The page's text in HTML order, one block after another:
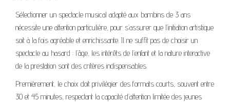
Sélectionner un spectacle musical adapté aux bambins de 3 ans
nécessite une attention particulière, pour s’assurer que l’initiation artistique
soit à la fois agréable et enrichissante. Il ne suffit pas de choisir un
spectacle au hasard : l’âge, les intérêts de l’enfant et la nature interactive
de la prestation sont des critères indispensables.
Premièrement, le choix doit privilégier des formats courts, souvent entre
30 et 45 minutes, respectant la capacité d’attention limitée des jeunes